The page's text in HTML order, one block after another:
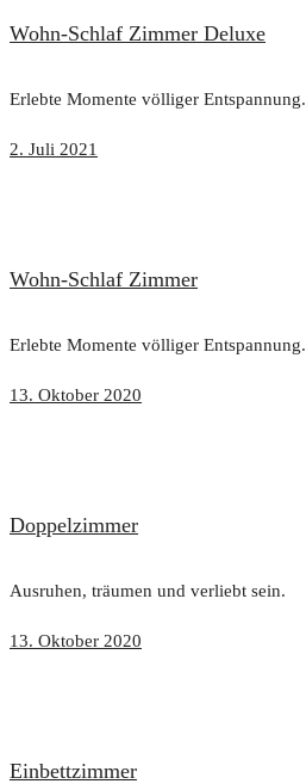
Wohn-Schlaf Zimmer Deluxe
Erlebte Momente völliger Entspannung.
2. Juli 2021
Wohn-Schlaf Zimmer
Erlebte Momente völliger Entspannung.
13. Oktober 2020
Doppelzimmer
Ausruhen, träumen und verliebt sein.
13. Oktober 2020
Einbettzimmer